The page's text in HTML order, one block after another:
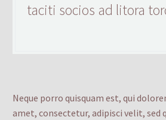
taciti socios ad litora
Neque porro quisquam est, qui
amet, consectetur, adipisci velit, sed